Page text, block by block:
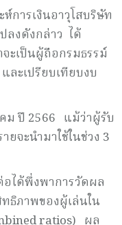
การเงินอาวุโสบริษัท
ลงดังกล่าว ได้
ะเป็นผู้ถือกรมธรรม์
ละเปรียบเทียบงบ
คม ปี 2566 แม้ว่าผู้รับ
ยจะนำมาใช้ในช่วง 3
ได้พึ่งพาการวัดผล
ธิภาพของผู้เล่นใน
ratios) ผล